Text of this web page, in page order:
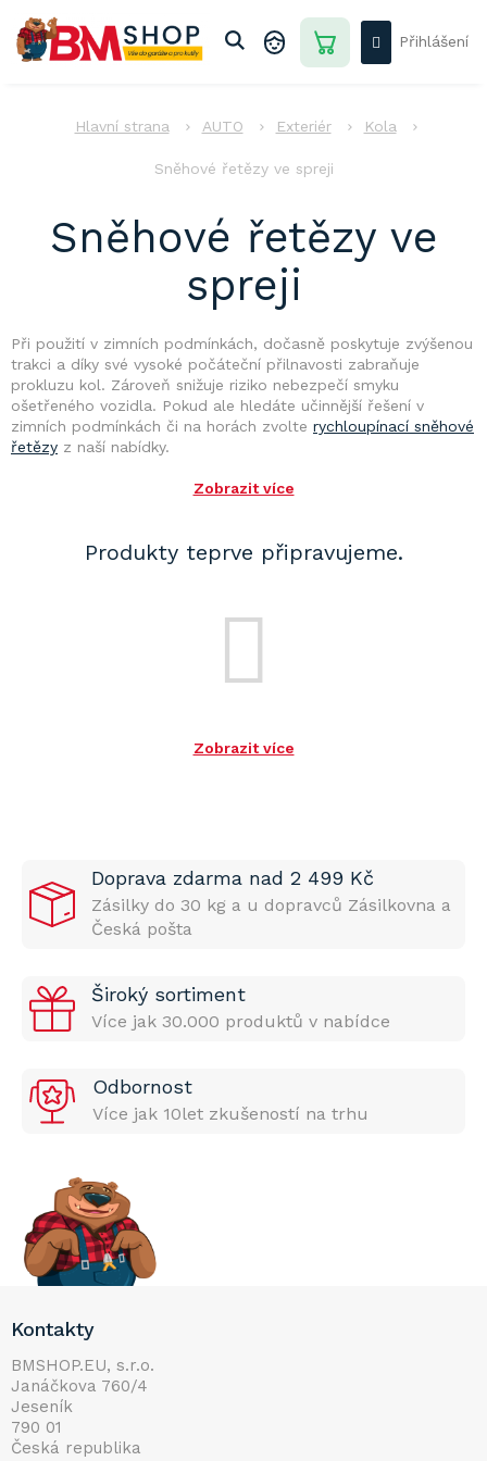
obsah
Přihlášení
NÁKUPNÍ
DÍLNA
STAVBA
AKCE
Přihlášení
AUTO Exteriér Kola
Sněhové řetězy ve spreji
Sněhové řetězy ve
spreji
Při použití v zimních podmínkách, dočasně poskytuje zvýšenou
trakci a díky své vysoké počáteční přilnavosti zabraňuje
prokluzu kol. Zároveň snižuje riziko nebezpečí smyku
ošetřeného vozidla. Pokud ale hledáte učinnější řešení v
zimních podmínkách či na horách zvolte rychloupínací sněhové
řetězy z naší nabídky.
Zobrazit více
Produkty teprve připravujeme.
Zobrazit více
Doprava zdarma nad 2 499 Kč
Zásilky do 30 kg a u dopravců Zásilkovna a
Česká pošta
Široký sortiment
Více jak 30.000 produktů v nabídce
Odbornost
Více jak 10let zkušeností na trhu
Kontakty
BMSHOP.EU, s.r.o.
Janáčkova 760/4
Jeseník
790 01
Česká republika